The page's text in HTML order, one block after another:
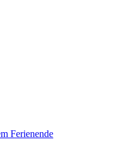
Ferienende